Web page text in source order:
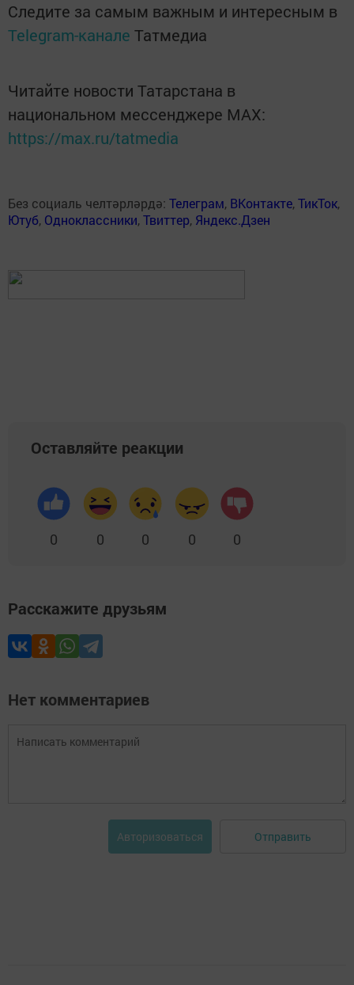
Следите за самым важным и интересным в
Telegram-канале Татмедиа
Читайте новости Татарстана в
национальном мессенджере MАХ:
https://max.ru/tatmedia
Без социаль челтәрләрдә: Телеграм, ВКонтакте,ТикТок,
Ютуб, Одноклассники,Твиттер, Яндекс.Дзен
Оставляйте реакции
0 0 0 0 0
Расскажите друзьям
Нет комментариев
Авторизоваться Отправить